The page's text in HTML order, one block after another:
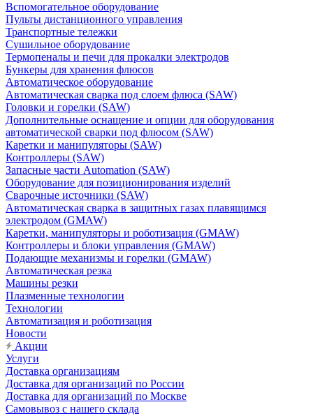
Вспомогательное оборудование
Пульты дистанционного управления
Транспортные тележки
Сушильное оборудование
Термопеналы и печи для прокалки электродов
Бункеры для хранения флюсов
Автоматическое оборудование
Автоматическая сварка под слоем флюса (SAW)
Головки и горелки (SAW)
Дополнительные оснащение и опции для оборудования
автоматической сварки под флюсом (SAW)
Каретки и манипуляторы (SAW)
Контроллеры (SAW)
Запасные части Automation (SAW)
Оборудование для позиционирования изделий
Сварочные источники (SAW)
Автоматическая сварка в защитных газах плавящимся
электродом (GMAW)
Каретки, манипуляторы и роботизация (GMAW)
Контроллеры и блоки управления (GMAW)
Подающие механизмы и горелки (GMAW)
Автоматическая резка
Машины резки
Плазменные технологии
Технологии
Автоматизация и роботизация
Новости
Акции
Услуги
Доставка организациям
Доставка для организаций по России
Доставка для организаций по Москве
Самовывоз с нашего склада